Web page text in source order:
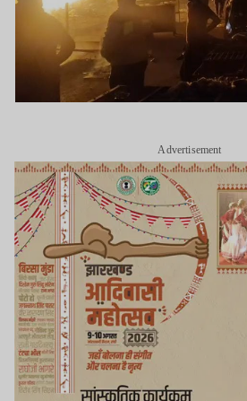
Advertisement